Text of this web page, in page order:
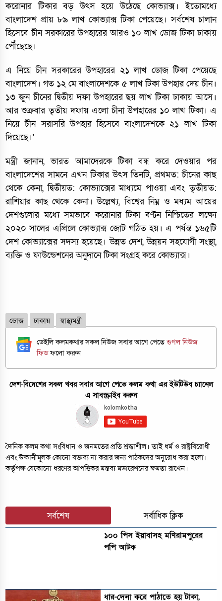
করোনার টিকার বড় উৎস হয়ে উঠেছে কোভ্যাক্স। ইতোমধ্যে
বাংলাদেশ প্রায় ৮৯ লাখ কোভ্যাক্স টিকা পেয়েছে। সর্বশেষ চালান
হিসেবে চীন সরকারের উপহারের আরও ১০ লাখ ডোজ টিকা ঢাকায়
পৌঁছেছে।
এ নিয়ে চীন সরকারের উপহারের ২১ লাখ ডোজ টিকা পেয়েছে
বাংলাদেশ। গত ১২ মে বাংলাদেশকে ৫ লাখ টিকা উপহার দেয় চীন।
১৩ জুন চীনের দ্বিতীয় দফা উপহারের ছয় লাখ টিকা ঢাকায় আসে।
আর শুক্রবার তৃতীয় দফায় এলো চীনা উপহারের ১০ লাখ টিকা। এ
নিয়ে চীন সরাসরি উপহার হিসেবে বাংলাদেশকে ২১ লাখ টিকা
দিয়েছে।’
মন্ত্রী জানান, ভারত আমা‌দের‌কে টিকা বন্ধ করে দেওয়ার পর
বাংলাদেশের সামনে এখন টিকার উৎস তিনটি, প্রথমত: চীনের কাছ
থেকে কেনা, দ্বিতীয়ত: কোভ্যাক্সের মাধ্যমে পাওয়া এবং তৃতীয়ত:
রাশিয়ার কাছ থেকে কেনা। উল্লেখ‌্য, বিশ্বের নিম্ন ও মধ্যম আয়ের
দেশগুলোর মধ্যে সমভাবে করোনার টিকা বণ্টন নিশ্চিতের লক্ষ্যে
২০২০ সালের এপ্রিলে কোভ্যাক্স জোট গঠিত হয়। এ পর্যন্ত ১৬৫টি
দেশ কোভ্যাক্সের সদস্য হয়েছে। উন্নত দেশ, উন্নয়ন সহযোগী সংস্থা,
ব্যক্তি ও ফাউন্ডেশনের অনুদানে টিকা সংগ্রহ করে কোভ্যাক্স।
ডোজ ঢাকায় স্বাস্থ্যমন্ত্রী
ডেইলি কলমকথার সকল নিউজ সবার আগে পেতেগুগল নিউজ
ফিডফলো করুন
দেশ-বিদেশের সকল খবর সবার আগে পেতে কলম কথা এর ইউটিউব চ্যানেল
এ সাবস্ক্রাইব করুন
দৈনিক কলম কথা সংবিধান ও জনমতের প্রতি শ্রদ্ধাশীল। তাই ধর্ম ও রাষ্ট্রবিরোধী
এবং উষ্কানীমূলক কোনো বক্তব্য না করার জন্য পাঠকদের অনুরোধ করা হলো।
কর্তৃপক্ষ যেকোনো ধরণের আপত্তিকর মন্তব্য মডারেশনের ক্ষমতা রাখেন।
সর্বশেষ সর্বাধিক ক্লিক
১০০ পিস ইয়াবাসহ মণিরামপুরের
পপি আটক
ধার-দেনা করে পাঠাতে হয় টাকা,